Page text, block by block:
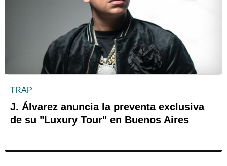
TRAP
J. Álvarez anuncia la preventa exclusiva
de su "Luxury Tour" en Buenos Aires